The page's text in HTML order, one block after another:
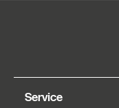
Service